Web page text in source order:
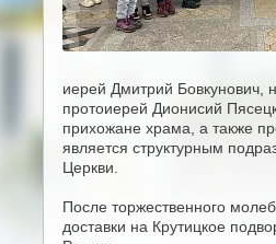
иерей Дмитрий
протоиерей Дионисий
прихожане храма, а также
является структурным
Церкви.
После торжественного
доставки на Крутицкое